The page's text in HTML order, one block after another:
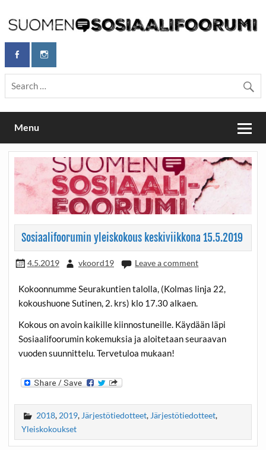
content
Maailmanparannuspäivät / Suomen
Sosiaalifoorumi
Maailmanparannuspäivät Lapinlahden Lähteellä, Helsingissä
26.–27.9.2026
Menu
Sosiaalifoorumin yleiskokous keskiviikkona 15.5.2019
4.5.2019 vkoord19 Leave a comment
Kokoonnumme Seurakuntien talolla, (Kolmas linja 22,
kokoushuone Sutinen, 2. krs) klo 17.30 alkaen.
Kokous on avoin kaikille kiinnostuneille. Käydään läpi
Sosiaalifoorumin kokemuksia ja aloitetaan seuraavan
vuoden suunnittelu. Tervetuloa mukaan!
2018, 2019, Järjestötiedotteet, Järjestötiedotteet,
Yleiskokoukset